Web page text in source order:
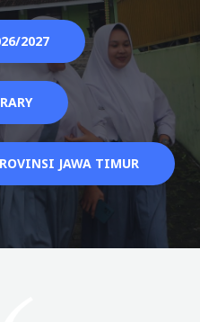
2027
JAWA TIMUR